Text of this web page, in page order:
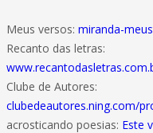
Meus versos: miranda-
Recanto das letras:
Clube de Autores:
clubedeautores.ning.com/
acrosticando poesias: Este